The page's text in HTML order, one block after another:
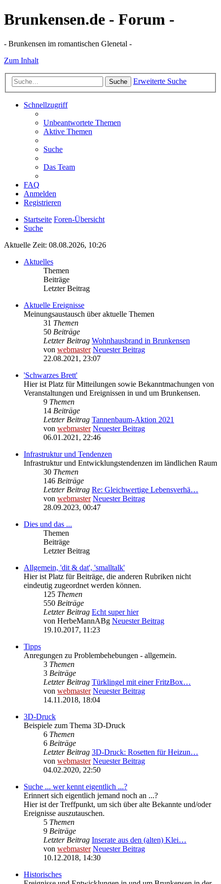
Brunkensen.de - Forum -
- Brunkensen im romantischen Glenetal -
Zum Inhalt
Suche Erweiterte Suche
Schnellzugriff
Unbeantwortete Themen
Aktive Themen
Suche
Das Team
FAQ
Anmelden
Registrieren
Startseite Foren-Übersicht
Suche
Aktuelle Zeit: 08.08.2026, 10:26
Aktuelles
Themen
Beiträge
Letzter Beitrag
Aktuelle Ereignisse
Meinungsaustausch über aktuelle Themen
31 Themen
50 Beiträge
Letzter Beitrag Wohnhausbrand in Brunkensen
von webmaster Neuester Beitrag
22.08.2021, 23:07
'Schwarzes Brett'
Hier ist Platz für Mitteilungen sowie Bekanntmachungen von
Veranstaltungen und Ereignissen in und um Brunkensen.
9 Themen
14 Beiträge
Letzter Beitrag Tannenbaum-Aktion 2021
von webmaster Neuester Beitrag
06.01.2021, 22:46
Infrastruktur und Tendenzen
Infrastruktur und Entwicklungstendenzen im ländlichen Raum
30 Themen
146 Beiträge
Letzter Beitrag Re: Gleichwertige Lebensverhä…
von webmaster Neuester Beitrag
28.09.2023, 00:47
Dies und das ...
Themen
Beiträge
Letzter Beitrag
Allgemein, 'dit & dat', 'smalltalk'
Hier ist Platz für Beiträge, die anderen Rubriken nicht
eindeutig zugeordnet werden können.
125 Themen
550 Beiträge
Letzter Beitrag Echt super hier
von HerbeMannABg Neuester Beitrag
19.10.2017, 11:23
Tipps
Anregungen zu Problembehebungen - allgemein.
3 Themen
3 Beiträge
Letzter Beitrag Türklingel mit einer FritzBox…
von webmaster Neuester Beitrag
14.11.2018, 18:04
3D-Druck
Beispiele zum Thema 3D-Druck
6 Themen
6 Beiträge
Letzter Beitrag 3D-Druck: Rosetten für Heizun…
von webmaster Neuester Beitrag
04.02.2020, 22:50
Suche ... wer kennt eigentlich ...?
Erinnert sich eigentlich jemand noch an ...?
Hier ist der Treffpunkt, um sich über alte Bekannte und/oder
Ereignisse auszutauschen.
5 Themen
9 Beiträge
Letzter Beitrag Inserate aus den (alten) Klei…
von webmaster Neuester Beitrag
10.12.2018, 14:30
Historisches